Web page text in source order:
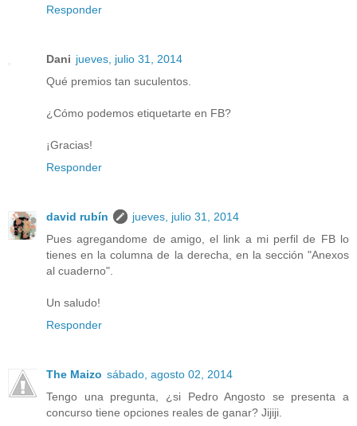
Responder
Dani jueves, julio 31, 2014
Qué premios tan suculentos.
¿Cómo podemos etiquetarte en FB?
¡Gracias!
Responder
david rubín
jueves, julio 31, 2014
Pues agregandome de amigo, el link a mi perfil de FB lo
tienes en la columna de la derecha, en la sección "Anexos
al cuaderno".
Un saludo!
Responder
The Maizo sábado, agosto 02, 2014
Tengo una pregunta, ¿si Pedro Angosto se presenta a
concurso tiene opciones reales de ganar? Jijiji.